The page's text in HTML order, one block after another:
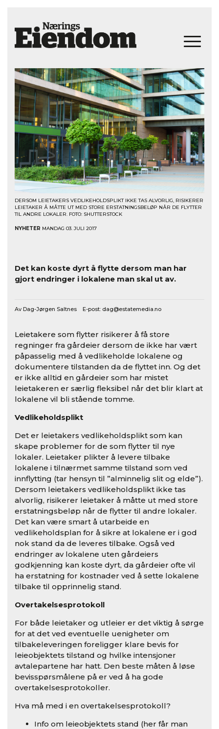
DERSOM LEIETAKERS VEDLIKEHOLDSPLIKT IKKE TAS ALVORLIG, RISIKERER
LEIETAKER Å MÅTTE UT MED STORE ERSTATNINGSBELØP NÅR DE FLYTTER
TIL ANDRE LOKALER. FOTO: SHUTTERSTOCK
NYHETER MANDAG 03. JULI 2017
Det kan koste dyrt å flytte dersom man har
gjort endringer i lokalene man skal ut av.
Av Dag-Jørgen Saltnes E-post: dag@estatemedia.no
Leietakere som flytter risikerer å få store
regninger fra gårdeier dersom de ikke har vært
påpasselig med å vedlikeholde lokalene og
dokumentere tilstanden da de flyttet inn. Og det
er ikke alltid en gårdeier som har mistet
leietakeren er særlig fleksibel når det blir klart at
lokalene vil bli stående tomme.
Vedlikeholdsplikt
Det er leietakers vedlikeholdsplikt som kan
skape problemer for de som flytter til nye
lokaler. Leietaker plikter å levere tilbake
lokalene i tilnærmet samme tilstand som ved
innflytting (tar hensyn til ”alminnelig slit og elde”).
Dersom leietakers vedlikeholdsplikt ikke tas
alvorlig, risikerer leietaker å måtte ut med store
erstatningsbeløp når de flytter til andre lokaler.
Det kan være smart å utarbeide en
vedlikeholdsplan for å sikre at lokalene er i god
nok stand da de leveres tilbake. Også ved
endringer av lokalene uten gårdeiers
godkjenning kan koste dyrt, da gårdeier ofte vil
ha erstatning for kostnader ved å sette lokalene
tilbake til opprinnelig stand.
Overtakelsesprotokoll
For både leietaker og utleier er det viktig å sørge
for at det ved eventuelle uenigheter om
tilbakeleveringen foreligger klare bevis for
leieobjektets tilstand og hvilke intensjoner
avtalepartene har hatt. Den beste måten å løse
bevisspørsmålene på er ved å ha gode
overtakelsesprotokoller.
Hva må med i en overtakelsesprotokoll?
Info om leieobjektets stand (her får man